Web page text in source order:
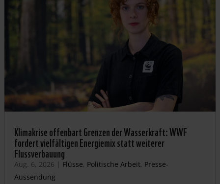
Klimakrise offenbart Grenzen der Wasserkraft: WWF
fordert vielfältigen Energiemix statt weiterer
Flussverbauung
Aug. 6, 2026 | Flüsse, Politische Arbeit, Presse-
Aussendung